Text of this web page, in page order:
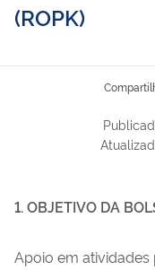
(ROPK)
1. OBJETIVO DA
Apoio em